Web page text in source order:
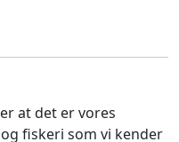
at det er vores
fiskeri som vi kender